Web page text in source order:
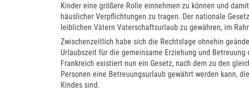
Kinder eine größere Rolle einnehmen zu können und
häuslicher Verpflichtungen zu tragen. Der nationale
leiblichen Vätern Vaterschaftsurlaub zu gewähren, im
Zwischenzeitlich habe sich die Rechtslage ohnehin
Urlaubszeit für die gemeinsame Erziehung und
Frankreich existiert nun ein Gesetz, nach dem zu den
Personen eine Betreuungsurlaub gewährt werden kann,
Kindes sind.